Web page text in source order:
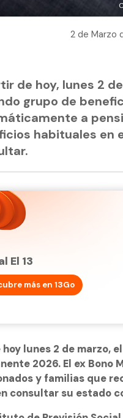
2 de Marzo
de hoy, lunes 2
grupo de
a
habituales en
El 13
más en 13Go
hoy lunes 2 de marzo,
2026. El ex
y familias que
consultar su estado